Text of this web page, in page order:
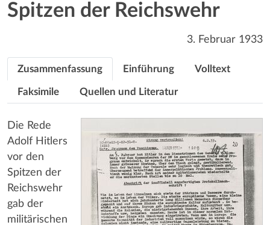
Spitzen der Reichswehr
3. Februar 1933
Zusammenfassung Einführung Volltext
Faksimile Quellen und Literatur
Die Rede
Adolf Hitlers
vor den
Spitzen der
Reichswehr
gab der
militärischen